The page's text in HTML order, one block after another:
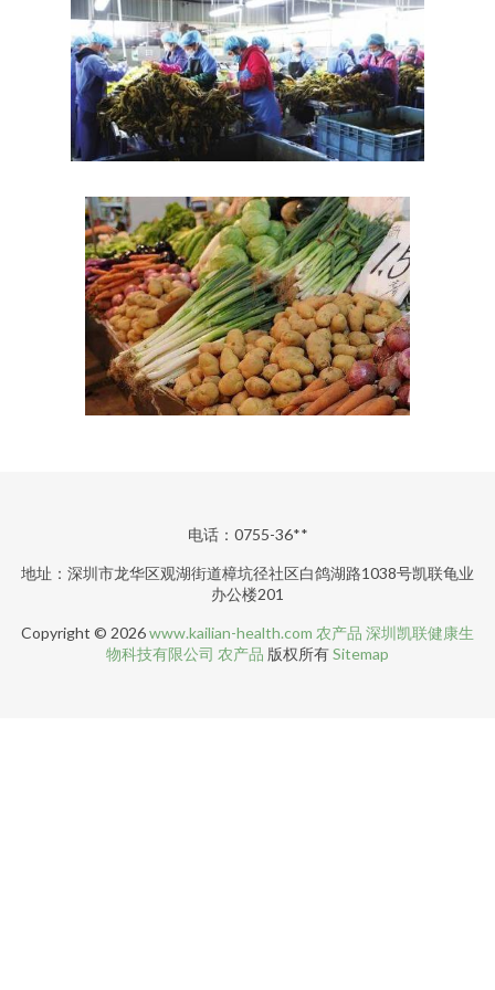
电话：0755-36**
地址：深圳市龙华区观湖街道樟坑径社区白鸽湖路1038号凯联龟业
办公楼201
Copyright © 2026www.kailian-health.com 农产品 深圳凯联健康生
物科技有限公司 农产品 版权所有Sitemap